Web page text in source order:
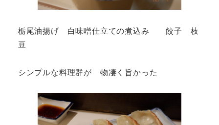
栃尾油揚げ 白味噌仕立ての煮込み 餃子 枝
豆
シンプルな料理群が 物凄く旨かった